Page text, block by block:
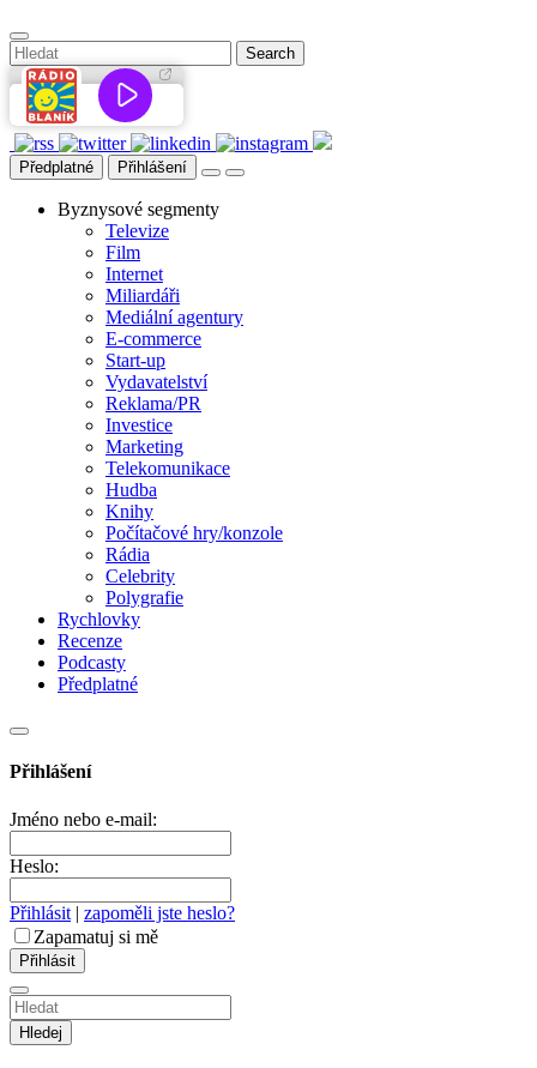
Předplatné Přihlášení
Byznysové segmenty
Televize
Film
Internet
Miliardáři
Mediální agentury
E-commerce
Start-up
Vydavatelství
Reklama/PR
Investice
Marketing
Telekomunikace
Hudba
Knihy
Počítačové hry/konzole
Rádia
Celebrity
Polygrafie
Rychlovky
Recenze
Podcasty
Předplatné
Přihlášení
Jméno nebo e-mail:
Heslo:
Přihlásit | zapoměli jste heslo?
Zapamatuj si mě
Hledej